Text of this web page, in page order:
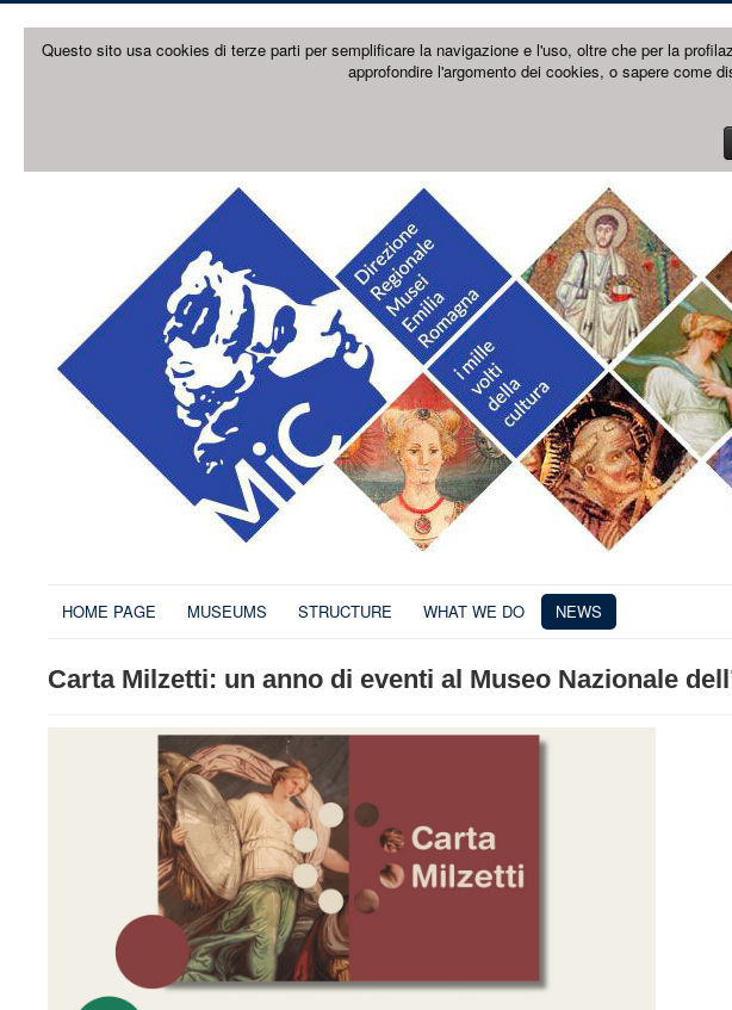
Questo sito usa cookies di terze parti per semplificare la navigazione e l'uso, oltre che per la
approfondire l'argomento dei cookies, o sapere come
HOME PAGE MUSEUMS STRUCTURE WHAT WE DO NEWS
Carta Milzetti: un anno di eventi al Museo Nazionale